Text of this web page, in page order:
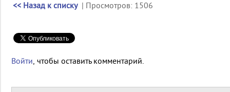
<< Назад к списку | Просмотров: 1506
Войти, чтобы оставить комментарий.